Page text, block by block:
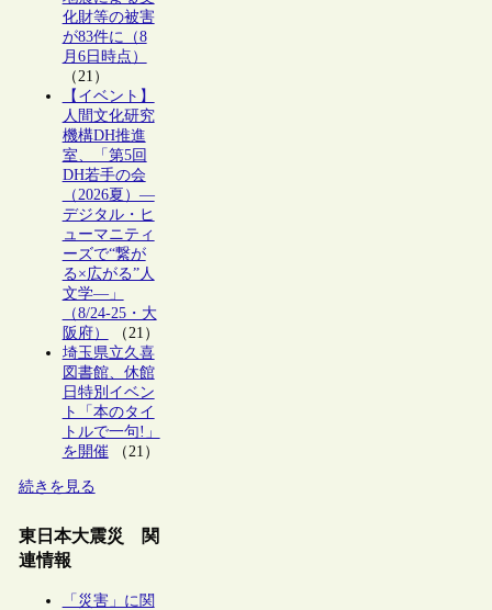
化財等の被害
が83件に（8
月6日時点）
（21）
【イベント】
人間文化研究
機構DH推進
室、「第5回
DH若手の会
（2026夏）―
デジタル・ヒ
ューマニティ
ーズで“繋が
る×広がる”人
文学―」
（8/24-25・大
阪府）
（21）
埼玉県立久喜
図書館、休館
日特別イベン
ト「本のタイ
トルで一句!」
を開催（21）
続きを見る
東日本大震災 関
連情報
「災害」に関